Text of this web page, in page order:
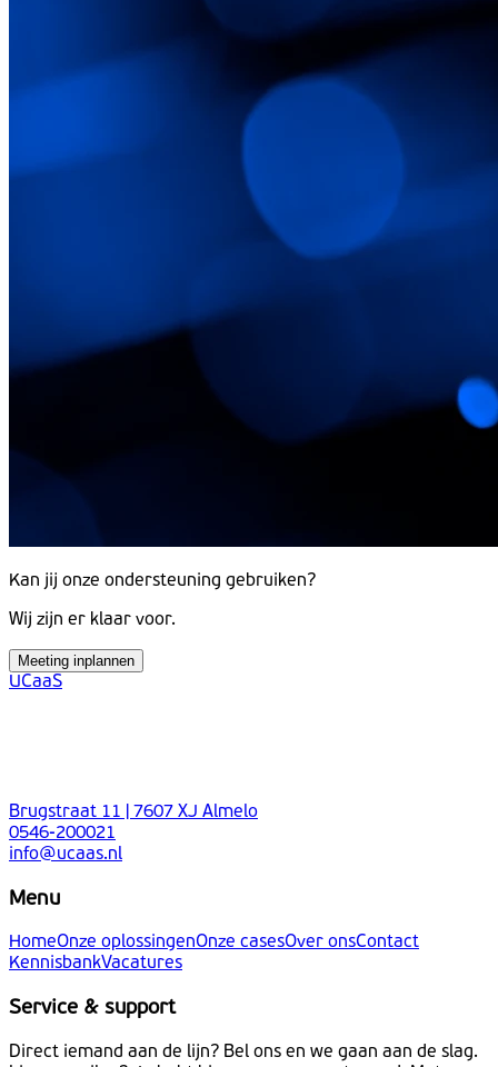
Kan jij onze ondersteuning gebruiken?
Wij zijn er klaar voor.
Meeting inplannen
UCaaS
Brugstraat 11 | 7607 XJ Almelo
0546-200021
info@ucaas.nl
Menu
HomeOnze oplossingenOnze casesOver onsContact
KennisbankVacatures
Service & support
Direct iemand aan de lijn? Bel ons en we gaan aan de slag.